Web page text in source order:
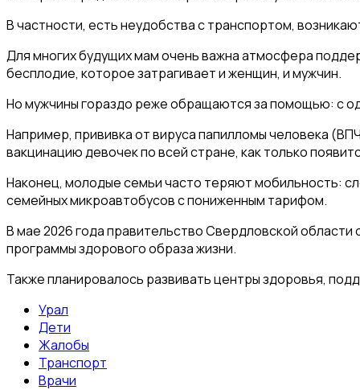
В частности, есть неудобства с транспортом,
Для многих будущих мам очень важна атмосфера
бесплодие, которое затрагивает и женщин, и мужчин.
Но мужчины гораздо реже обращаются за помощью: с
Например, прививка от вируса папилломы человека
вакцинацию девочек по всей стране, как только
Наконец, молодые семьи часто теряют мобильность:
семейных микроавтобусов с пониженным тарифом.
В мае 2026 года правительство Свердловской
программы здорового образа жизни.
Также планировалось развивать центры здоровья,
Урал
Дети
Жалобы
Транспорт
Врачи